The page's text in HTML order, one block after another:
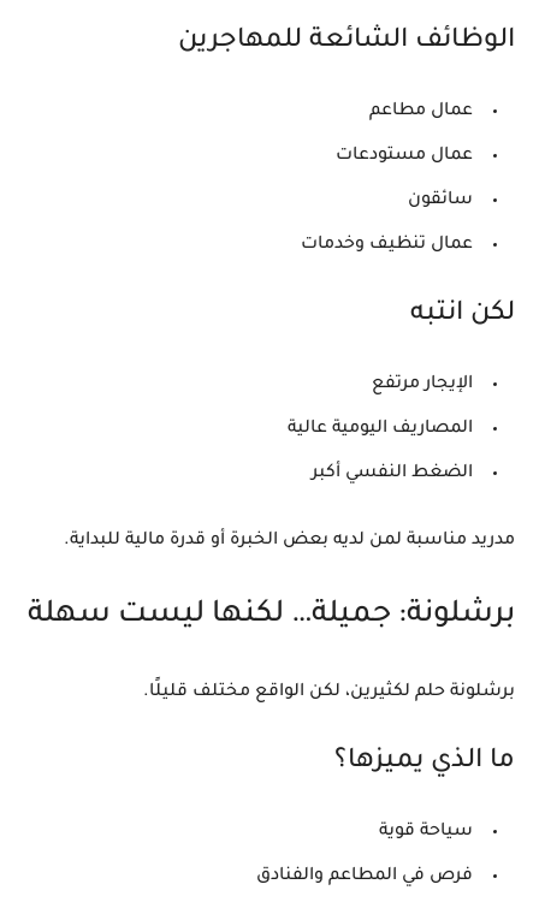
الوظائف الشائعة للمهاجرين
عمال مطاعم
عمال مستودعات
سائقون
عمال تنظيف وخدمات
لكن انتبه
الإيجار مرتفع
المصاريف اليومية عالية
الضغط النفسي أكبر
مدريد مناسبة لمن لديه بعض الخبرة أو قدرة مالية للبداية.
برشلونة: جميلة… لكنها ليست سهلة
برشلونة حلم لكثيرين، لكن الواقع مختلف قليلًا.
ما الذي يميزها؟
سياحة قوية
فرص في المطاعم والفنادق